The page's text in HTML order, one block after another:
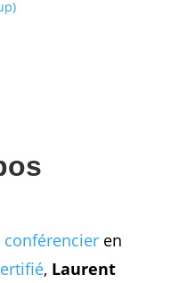
s
conférencier en
, Laurent